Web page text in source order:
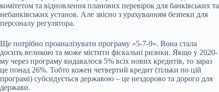
комітетом та відновлення планових перевірок для банківських та
небанківських установ. Але звісно з урахуванням безпеки для
персоналу регулятора.
Ще потрібно проаналізувати програму «5-7-9». Вона стала
досить великою та може містити фіскальні ризики. Якщо у 2020-
му через програму видавалося 5% всіх нових кредитів, то зараз
це понад 26%. Тобто кожен четвертий кредит (тільки по цій
програмі) субсидується державою – це нездорово та дорого для
держави.